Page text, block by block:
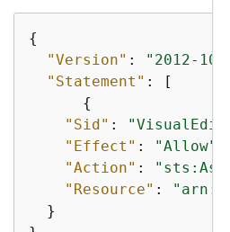
{
"Version" :
"2012-10-
"Statement" : [
{
"Sid" :
"Effect" : "Allow"
"Action" :
"Resource" :
}